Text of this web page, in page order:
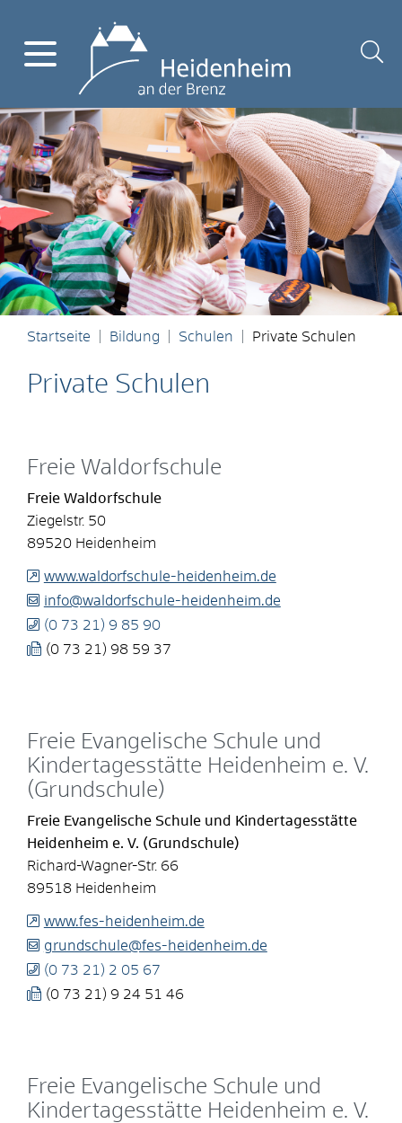
Startseite Bildung Schulen Private Schulen
Private Schulen
Freie Waldorfschule
Freie Waldorfschule
Ziegelstr. 50
89520 Heidenheim
www.waldorfschule-heidenheim.de
info@waldorfschule-heidenheim.de
(0 73 21) 9 85 90
(0 73 21) 98 59 37
Freie Evangelische Schule und
Kindertagesstätte Heidenheim e. V.
(Grundschule)
Freie Evangelische Schule und Kindertagesstätte
Heidenheim e. V. (Grundschule)
Richard-Wagner-Str. 66
89518 Heidenheim
www.fes-heidenheim.de
grundschule@fes-heidenheim.de
(0 73 21) 2 05 67
(0 73 21) 9 24 51 46
Freie Evangelische Schule und
Kindertagesstätte Heidenheim e. V.